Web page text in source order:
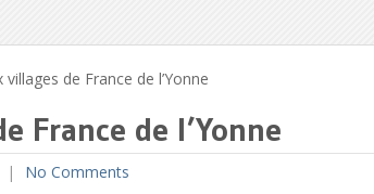
de France de l’Yonne
France de l’Yonne
No Comments